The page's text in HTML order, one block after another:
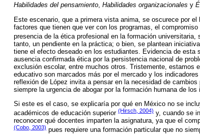
Habilidades del pensamiento, Habilidades organizacionales y
Este escenario, que a primera vista anima, se oscurece por
factores que tienen que ver con los programas, el
presencia de la ética profesional en la formación universitaria,
tanto, un pendiente en la práctica; o bien, se plantean
tiene el efecto deseado en los estudiantes. Evidencia de
ausencia confirmada ética por la persistencia nacional de
exclusión escolar, entre muchos otros. Tristemente, estamos
educativo son marcados más por el mercado y los
reflexión de López invita a pensar en la necesidad de
siempre la urgencia de abogar por la formación humana de
Si este es el caso, se explicaría por qué en México no se
académicos de educación superior (Hirsch, 2004) y, cuando se
reconocer qué docentes imparten la asignatura, ya que el
(Cobo, 2003) pues requiere una formación particular que no